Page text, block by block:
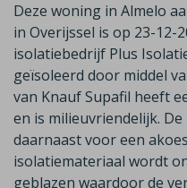
Deze woning in Almelo
in Overijssel is op 23-12-
isolatiebedrijf Plus
geïsoleerd door middel
van Knauf Supafil heeft
en is milieuvriendelijk.
daarnaast voor een
isolatiemateriaal wordt
geblazen waardoor de